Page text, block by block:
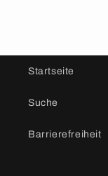
Startseite
Suche
Barrierefreiheit